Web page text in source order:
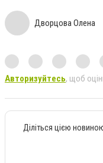
Дворцова Олена
Авторизуйтесь, щоб
Діліться цією